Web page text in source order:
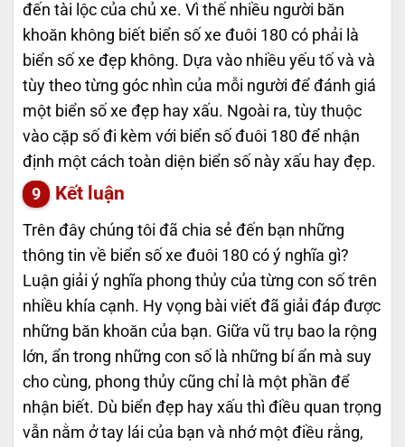
đến tài lộc của chủ xe. Vì thế nhiều người băn
khoăn không biết biển số xe đuôi 180 có phải là
biển số xe đẹp không. Dựa vào nhiều yếu tố và và
tùy theo từng góc nhìn của mỗi người để đánh giá
một biển số xe đẹp hay xấu. Ngoài ra, tùy thuộc
vào cặp số đi kèm với biển số đuôi 180 để nhận
định một cách toàn diện biển số này xấu hay đẹp.
Kết luận
Trên đây chúng tôi đã chia sẻ đến bạn những
thông tin về biển số xe đuôi 180 có ý nghĩa gì?
Luận giải ý nghĩa phong thủy của từng con số trên
nhiều khía cạnh. Hy vọng bài viết đã giải đáp được
những băn khoăn của bạn. Giữa vũ trụ bao la rộng
lớn, ẩn trong những con số là những bí ẩn mà suy
cho cùng, phong thủy cũng chỉ là một phần để
nhận biết. Dù biển đẹp hay xấu thì điều quan trọng
vẫn nằm ở tay lái của bạn và nhớ một điều rằng,